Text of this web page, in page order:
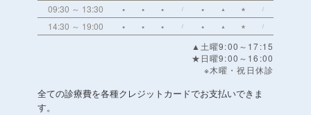
09:30 ～ 13:30 ● ● ● / ● ▲ ★ /
14:30 ～ 19:00 ● ● ● / ● ▲ ★ /
▲土曜9:00～17:15
★日曜9:00～16:00
※木曜・祝日休診
全ての診療費を各種クレジットカードでお支払いできま
す。